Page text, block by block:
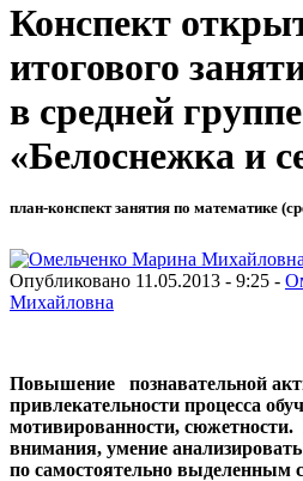
Конспект
итогового
в средней группе
«Белоснежка и
план-конспект занятия по математике
Опубликовано 11.05.2013 - 9:25 -
Михайловна
Повышение познавательной
привлекательности процесса
мотивированности,
внимания, умение
по самостоятельно выделенным